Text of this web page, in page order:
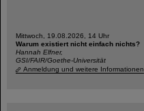
Mittwoch, 19.08.2026, 14 Uhr
Warum existiert nicht einfach nichts?
Hannah Elfner,
GSI/FAIR/Goethe-Universität
Anmeldung und weitere Informationen